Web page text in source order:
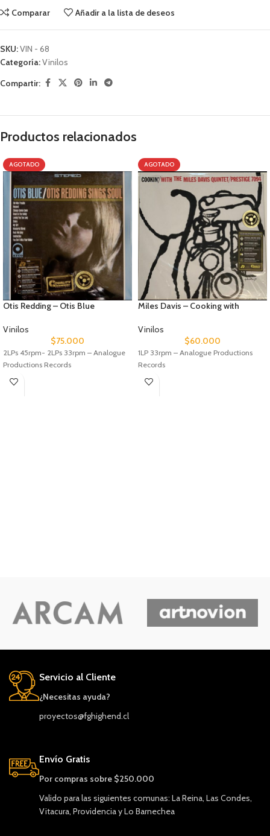
Comparar
Añadir a la lista de deseos
SKU:VIN - 68
Categoría:Vinilos
Compartir:
Productos relacionados
AGOTADO
Otis Redding – Otis Blue
Vinilos
$75.000
2LPs 45rpm- 2LPs 33rpm – Analogue
Productions Records
AGOTADO
Miles Davis – Cooking with
Vinilos
$60.000
1LP 33rpm – Analogue Productions
Records
Servicio al Cliente
¿Necesitas ayuda?
proyectos@fghighend.cl
Envío Gratis
Por compras sobre $250.000
Valido para las siguientes comunas: La Reina, Las Condes,
Vitacura, Providencia y Lo Barnechea